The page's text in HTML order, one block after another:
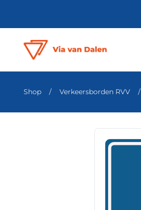
Shop / Verkeersborden RVV /